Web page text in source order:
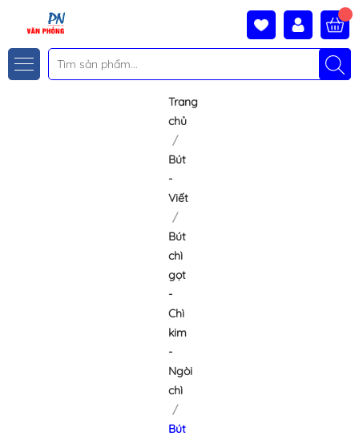
Trang
chủ
Bút
-
Viết
Bút
chì
gọt
-
Chì
kim
-
Ngòi
chì
Bút